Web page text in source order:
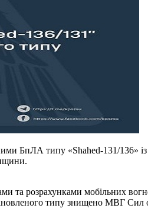
БпЛА типу «Shahed-131/136»
та розрахунками мобільних
типу знищено МВГ Сил